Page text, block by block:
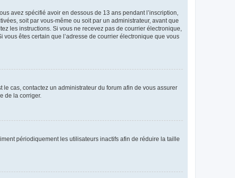
avez spécifié avoir en dessous de 13 ans pendant l’inscription,
soit par vous-même ou soit par un administrateur, avant que
les instructions. Si vous ne recevez pas de courrier électronique,
êtes certain que l’adresse de courrier électronique que vous
cas, contactez un administrateur du forum afin de vous assurer
de la corriger.
périodiquement les utilisateurs inactifs afin de réduire la taille